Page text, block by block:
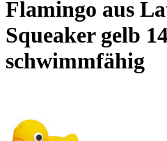
Flamingo aus
Squeaker gelb
schwimmfähig